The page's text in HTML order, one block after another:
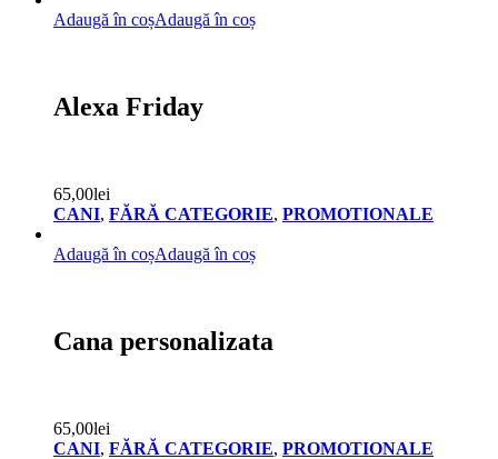
Adaugă în coșAdaugă în coș
Alexa Friday
65,00lei
CANI, FĂRĂ CATEGORIE, PROMOTIONALE
Adaugă în coșAdaugă în coș
Cana personalizata
65,00lei
CANI, FĂRĂ CATEGORIE, PROMOTIONALE